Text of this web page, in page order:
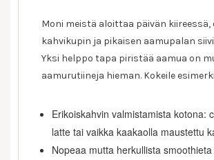
Moni meistä aloittaa päivän kiireessä,
kahvikupin ja pikaisen aamupalan
Yksi helppo tapa piristää aamua on
aamurutiineja hieman. Kokeile
Erikoiskahvin valmistamista kotona:
latte tai vaikka kaakaolla maustettu
Nopeaa mutta herkullista